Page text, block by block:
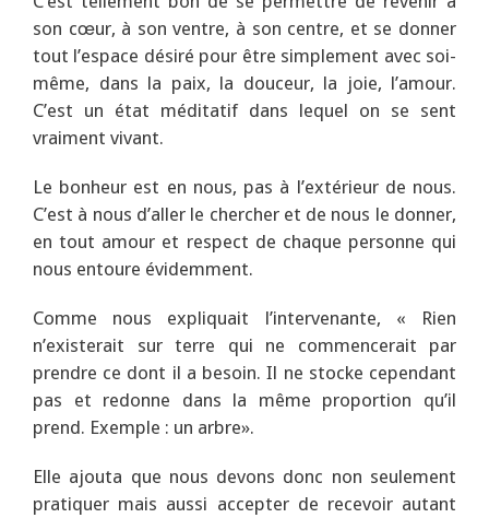
son cœur, à son ventre, à son centre, et se donner
tout l’espace désiré pour être simplement avec soi-
même, dans la paix, la douceur, la joie, l’amour.
C’est un état méditatif dans lequel on se sent
vraiment vivant.
Le bonheur est en nous, pas à l’extérieur de nous.
C’est à nous d’aller le chercher et de nous le donner,
en tout amour et respect de chaque personne qui
nous entoure évidemment.
Comme nous expliquait l’intervenante, « Rien
n’existerait sur terre qui ne commencerait par
prendre ce dont il a besoin. Il ne stocke cependant
pas et redonne dans la même proportion qu’il
prend. Exemple : un arbre».
Elle ajouta que nous devons donc non seulement
pratiquer mais aussi accepter de recevoir autant